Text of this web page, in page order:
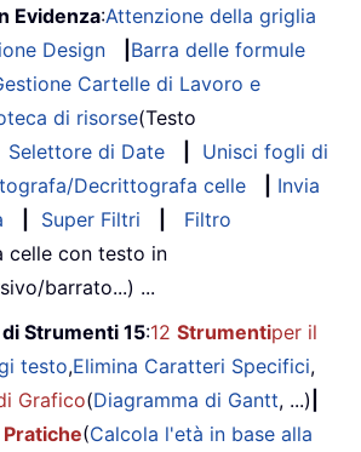
Evidenza:Attenzione della griglia
Design
Barra delle formule
Cartelle di Lavoro e
di risorse(Testo
Selettore di Date
Unisci fogli di
Decrittografa celle
Invia
Super Filtri
Filtro
celle con testo in
barrato...) ...
Strumenti 15:12 Strumentiper il
testo,Elimina Caratteri Specifici,
Grafico(Diagramma di Gantt, ...)
Pratiche(Calcola l'età in base alla